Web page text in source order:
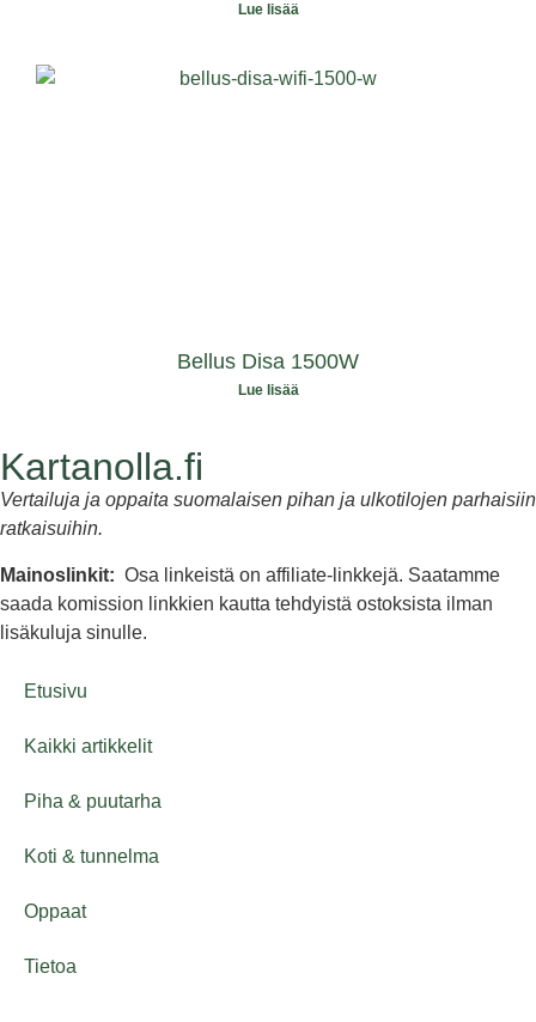
Lue lisää
Bellus Disa 1500W
Lue lisää
Kartanolla.fi
Vertailuja ja oppaita suomalaisen pihan ja ulkotilojen parhaisiin
ratkaisuihin.
Mainoslinkit: Osa linkeistä on affiliate-linkkejä. Saatamme
saada komission linkkien kautta tehdyistä ostoksista ilman
lisäkuluja sinulle.
Etusivu
Kaikki artikkelit
Piha & puutarha
Koti & tunnelma
Oppaat
Tietoa